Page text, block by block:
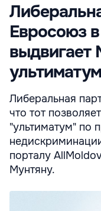
Евросоюз
выдвигает
ультиматум
Либеральная
что тот
"ультиматум" по
порталу
Мунтяну.